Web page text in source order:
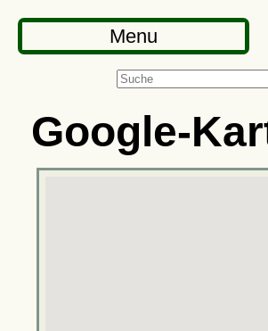
Menu
Google-